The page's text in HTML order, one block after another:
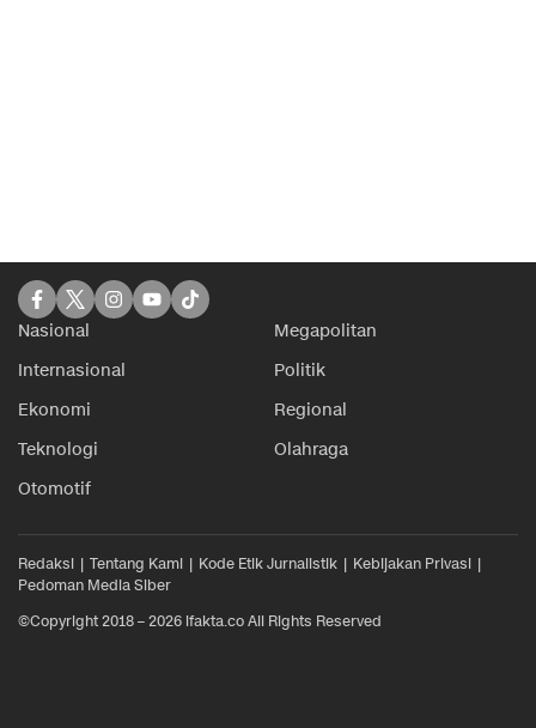
Nasional
Megapolitan
Internasional
Politik
Ekonomi
Regional
Teknologi
Olahraga
Otomotif
Redaksi Tentang Kami Kode Etik Jurnalistik
Kebijakan Privasi
Pedoman Media Siber
©Copyright 2018 – 2026 ifakta.co All Rights Reserved